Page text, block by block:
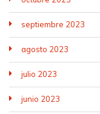
septiembre 2023
agosto 2023
julio 2023
junio 2023